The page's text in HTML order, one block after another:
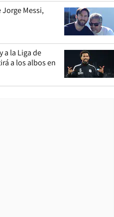
Messi,
a la Liga de
a los albos en